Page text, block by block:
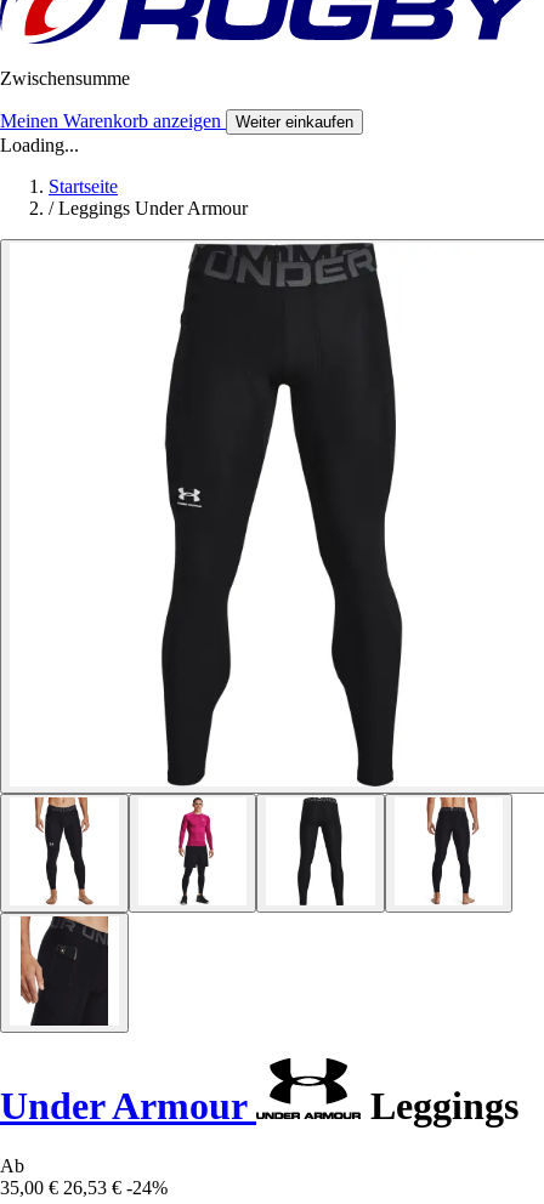
Zwischensumme
Meinen Warenkorb anzeigen Weiter einkaufen
Loading...
Startseite
/ Leggings Under Armour
Under Armour Leggings
Ab
35,00 € 26,53 € -24%